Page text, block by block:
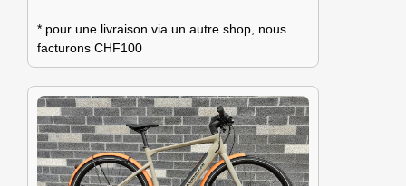
* pour une livraison via un autre shop, nous
facturons CHF100